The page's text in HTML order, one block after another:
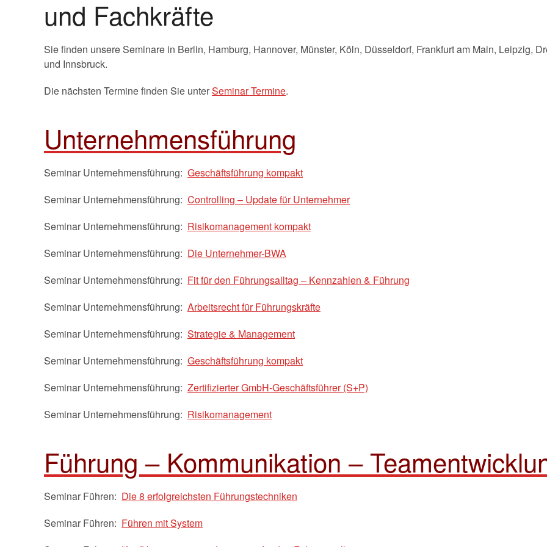
und Fachkräfte
Sie finden unsere Seminare in Berlin, Hamburg, Hannover, Münster, Köln, Düsseldorf, Frankfurt am Main, Leipzig,
und Innsbruck.
Die nächsten Termine finden Sie unterSeminar Termine.
Unternehmensführung
Seminar Unternehmensführung: Geschäftsführung kompakt
Seminar Unternehmensführung: Controlling – Update für Unternehmer
Seminar Unternehmensführung: Risikomanagement kompakt
Seminar Unternehmensführung: Die Unternehmer-BWA
Seminar Unternehmensführung: Fit für den Führungsalltag – Kennzahlen & Führung
Seminar Unternehmensführung: Arbeitsrecht für Führungskräfte
Seminar Unternehmensführung: Strategie & Management
Seminar Unternehmensführung: Geschäftsführung kompakt
Seminar Unternehmensführung: Zertifizierter GmbH-Geschäftsführer (S+P)
Seminar Unternehmensführung: Risikomanagement
Führung – Kommunikation –
Seminar Führen: Die 8 erfolgreichsten Führungstechniken
Seminar Führen: Führen mit System